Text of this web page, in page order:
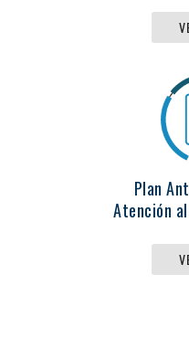
Plan
Atención